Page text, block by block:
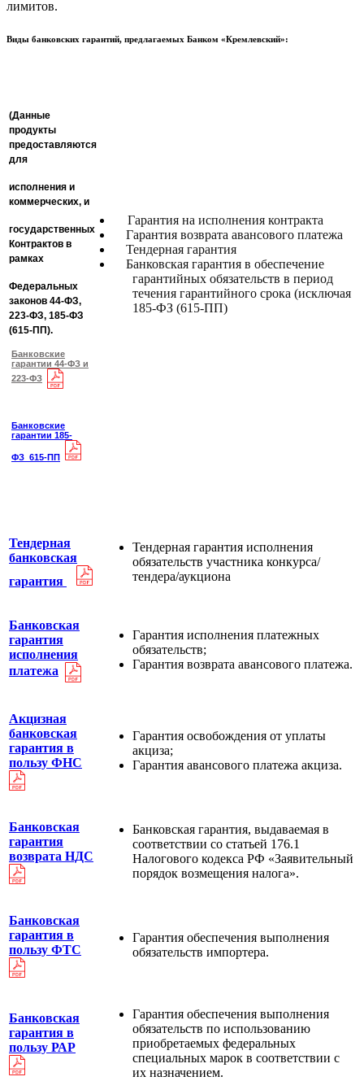
лимитов.
Виды банковских гарантий, предлагаемых Банком «Кремлевский»:
(Данные
продукты
предоставляются
для
исполнения и
коммерческих, и
государственных
Контрактов в
рамках
Федеральных
законов 44-ФЗ,
223-ФЗ, 185-ФЗ
(615-ПП).
Банковские
гарантии 44-ФЗ и
223-ФЗ
Банковские
гарантии 185-
ФЗ_615-ПП
Гарантия на исполнения контракта
Гарантия возврата авансового платежа
Тендерная гарантия
Банковская гарантия в обеспечение
гарантийных обязательств в период
течения гарантийного срока (исключая
185-ФЗ (615-ПП)
Тендерная
банковская
гарантия
Тендерная гарантия исполнения
обязательств участника конкурса/
тендера/аукциона
Банковская
гарантия
исполнения
платежа
Гарантия исполнения платежных
обязательств;
Гарантия возврата авансового платежа.
Акцизная
банковская
гарантия в
пользу ФНС
Гарантия освобождения от уплаты
акциза;
Гарантия авансового платежа акциза.
Банковская
гарантия
возврата НДС
Банковская гарантия, выдаваемая в
соответствии со статьей 176.1
Налогового кодекса РФ «Заявительный
порядок возмещения налога».
Банковская
гарантия в
пользу ФТС
Гарантия обеспечения выполнения
обязательств импортера.
Банковская
гарантия в
пользу РАР
Гарантия обеспечения выполнения
обязательств по использованию
приобретаемых федеральных
специальных марок в соответствии с
их назначением.